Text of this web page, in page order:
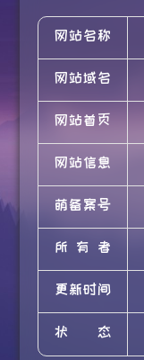
网站名称
网站域名
网站首页
网站信息
萌备案号
所有者
更新时间
状态